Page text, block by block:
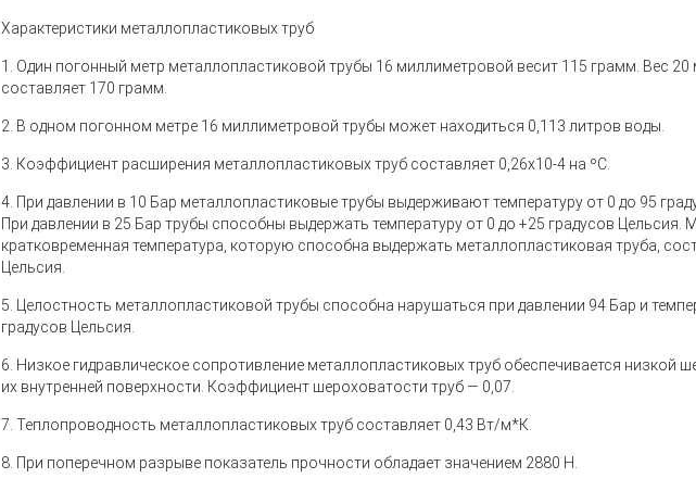
Характеристики металлопластиковых труб
1. Один погонный метр металлопластиковой трубы 16 миллиметровой весит 115 грамм. Вес
составляет 170 грамм.
2. В одном погонном метре 16 миллиметровой трубы может находиться 0,113 литров воды.
3. Коэффициент расширения металлопластиковых труб составляет 0,26х10-4 на ºС.
4. При давлении в 10 Бар металлопластиковые трубы выдерживают температуру от 0 до 95
При давлении в 25 Бар трубы способны выдержать температуру от 0 до +25 градусов Цельсия.
кратковременная температура, которую способна выдержать металлопластиковая труба,
Цельсия.
5. Целостность металлопластиковой трубы способна нарушаться при давлении 94 Бар и
градусов Цельсия.
6. Низкое гидравлическое сопротивление металлопластиковых труб обеспечивается низкой
их внутренней поверхности. Коэффициент шероховатости труб — 0,07.
7. Теплопроводность металлопластиковых труб составляет 0,43 Вт/м*К.
8. При поперечном разрыве показатель прочности обладает значением 2880 Н.